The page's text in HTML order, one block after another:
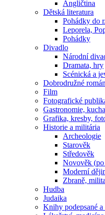
Angličtina
Dětská literatura
Pohádky do
Leporela,
Pohádky
Divadlo
Národní
Dramata, hry
Scénická a
Dobrodružné
Film
Fotografické
Gastronomie,
Grafika, kresby,
Historie a militária
Archeologie
Starověk
Středověk
Novověk
Moderní
Zbraně,
Hudba
Judaika
Knihy podepsané